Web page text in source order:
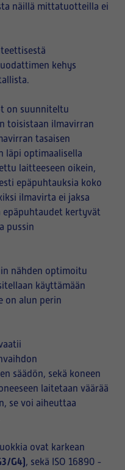
näillä mittatuotteilla ei
kehys
on suunniteltu
toisistaan ilmavirran
tasaisen
läpi optimaalisella
laitteeseen oikein,
epäpuhtauksia koko
ilmavirta ei jaksa
epäpuhtaudet kertyvät
pussin
nähden optimoitu
käyttämään
on alun perin
säädön, sekä koneen
laitetaan väärää
se voi aiheuttaa
ovat karkean
G4), sekä ISO 16890 -